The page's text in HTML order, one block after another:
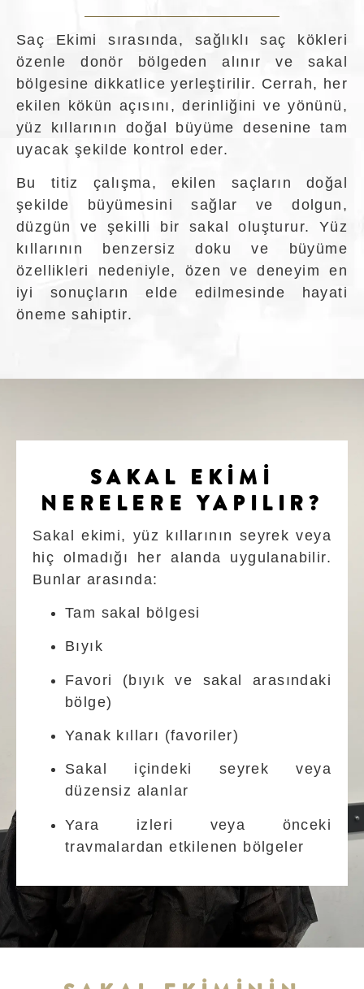
Saç Ekimi sırasında, sağlıklı saç kökleri
özenle donör bölgeden alınır ve sakal
bölgesine dikkatlice yerleştirilir. Cerrah, her
ekilen kökün açısını, derinliğini ve yönünü,
yüz kıllarının doğal büyüme desenine tam
uyacak şekilde kontrol eder.
Bu titiz çalışma, ekilen saçların doğal
şekilde büyümesini sağlar ve dolgun,
düzgün ve şekilli bir sakal oluşturur. Yüz
kıllarının benzersiz doku ve büyüme
özellikleri nedeniyle, özen ve deneyim en
iyi sonuçların elde edilmesinde hayati
öneme sahiptir.
SAKAL EKİMİ
NERELERE YAPILIR?
Sakal ekimi, yüz kıllarının seyrek veya
hiç olmadığı her alanda uygulanabilir.
Bunlar arasında:
Tam sakal bölgesi
Bıyık
Favori (bıyık ve sakal arasındaki
bölge)
Yanak kılları (favoriler)
Sakal içindeki seyrek veya
düzensiz alanlar
Yara izleri veya önceki
travmalardan etkilenen bölgeler